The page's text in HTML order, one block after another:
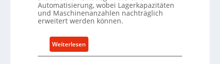
s
c
u
t
Automatisierung, wobei Lagerkapazitäten
und Maschinenanzahlen nachträglich
erweitert werden können.
Weiterlesen:
C